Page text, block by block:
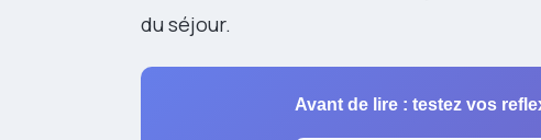
du séjour.
Avant de lire : testez vos